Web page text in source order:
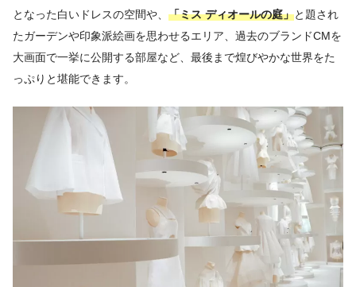
となった白いドレスの空間や、 「ミス ディオールの庭」と題され
たガーデンや印象派絵画を思わせるエリア、過去のブランドCMを
大画面で一挙に公開する部屋など、最後まで煌びやかな世界をた
っぷりと堪能できます。